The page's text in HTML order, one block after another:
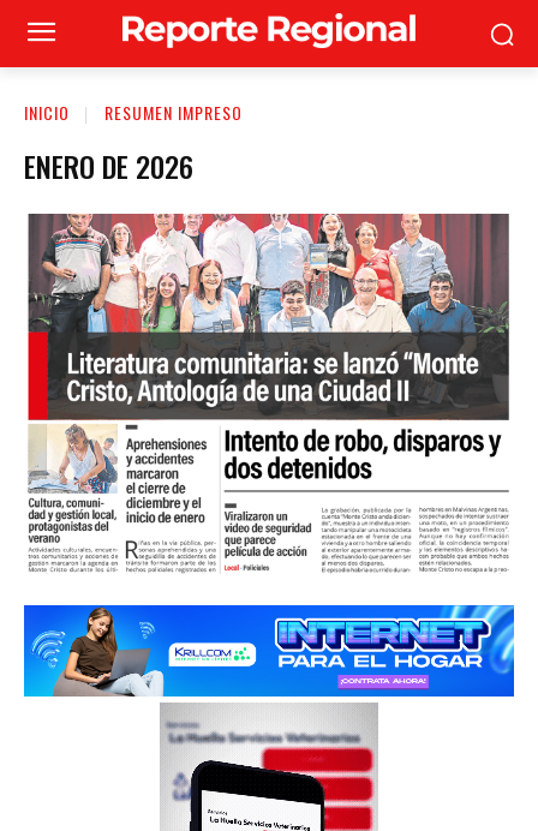
INICIO RESUMEN IMPRESO
ENERO DE 2026